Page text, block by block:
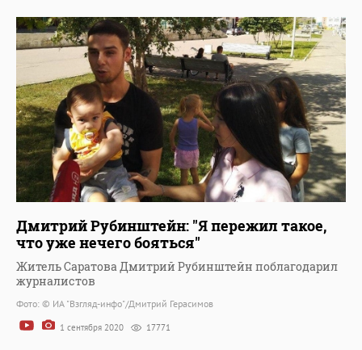
Дмитрий Рубинштейн: "Я пережил такое,
что уже нечего бояться"
Житель Саратова Дмитрий Рубинштейн поблагодарил
журналистов
Фото: © ИА "Взгляд-инфо"/Дмитрий Герасимов
1 сентября 2020 17771